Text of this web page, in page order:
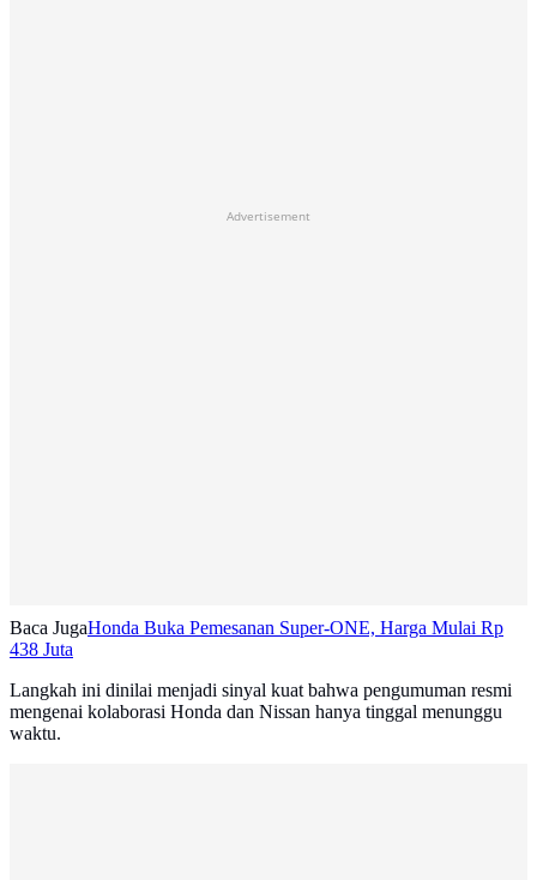
Advertisement
Baca JugaHonda Buka Pemesanan Super-ONE, Harga Mulai Rp
438 Juta
Langkah ini dinilai menjadi sinyal kuat bahwa pengumuman resmi
mengenai kolaborasi Honda dan Nissan hanya tinggal menunggu
waktu.